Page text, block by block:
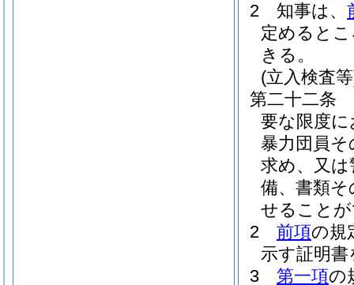
2
知事は、
定めると
きる。
(立入検査
第二十二条
要な限度
暴力団員
求め、又
備、書類
せること
2
前項の規
示す証明
3
第一項の